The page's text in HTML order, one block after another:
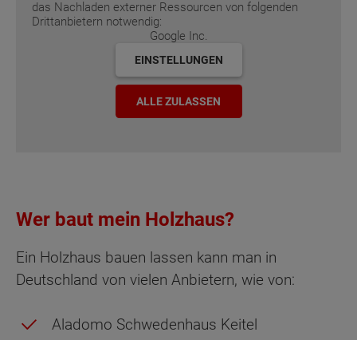
das Nachladen externer Ressourcen von folgenden
Drittanbietern notwendig:
Google Inc.
EINSTELLUNGEN
ALLE ZULASSEN
Wer baut mein Holzhaus?
Ein Holzhaus bauen lassen kann man in
Deutschland von vielen Anbietern, wie von:
Aladomo Schwedenhaus Keitel